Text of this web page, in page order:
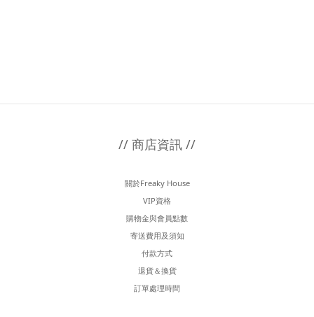
// 商店資訊 //
關於Freaky House
VIP資格
購物金與會員點數
寄送費用及須知
付款方式
退貨＆換貨
訂單處理時間